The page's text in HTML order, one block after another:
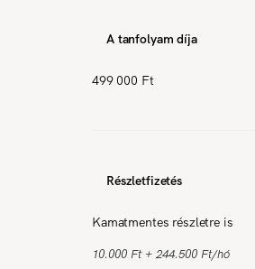
A tanfolyam díja
499 000 Ft
Részletfizetés
Kamatmentes részletre is
10.000 Ft + 244.500 Ft/hó